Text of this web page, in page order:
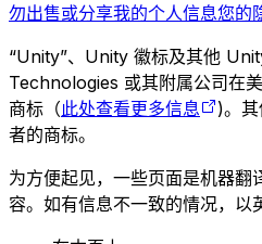
勿出售或分享我的个人信息您的
“Unity”、Unity 徽标及其他
Technologies 或其附属公司在
商标（此处查看更多信息
)。
者的商标。
为方便起见，一些页面是机器翻
容。如有信息不一致的情况，以